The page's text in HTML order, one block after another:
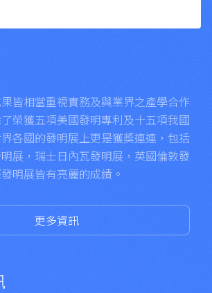
皆相當重視實務及與業界之產學合作
榮獲五項美國發明專利及十五項我國
各國的發明展上更是獲獎連連，包括
展，瑞士日內瓦發明展，英國倫敦發
明展皆有亮麗的成績。
更多資訊